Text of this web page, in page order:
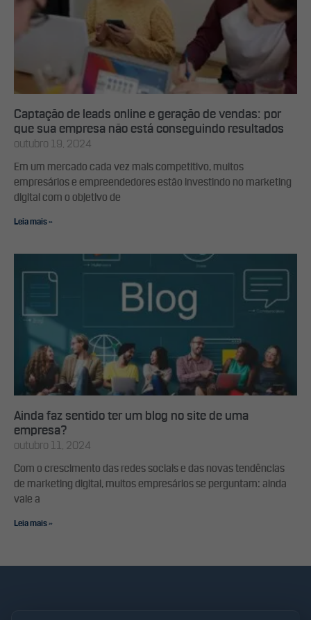
Captação de leads online e geração de vendas: por
que sua empresa não está conseguindo resultados
outubro 19, 2024
Em um mercado cada vez mais competitivo, muitos
empresários e empreendedores estão investindo no marketing
digital com o objetivo de
Leia mais »
Ainda faz sentido ter um blog no site de uma
empresa?
outubro 11, 2024
Com o crescimento das redes sociais e das novas tendências
de marketing digital, muitos empresários se perguntam: ainda
vale a
Leia mais »